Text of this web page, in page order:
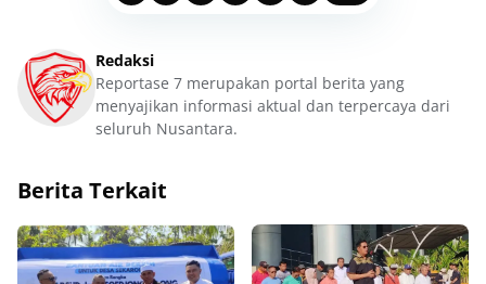
Redaksi
Reportase 7 merupakan portal berita yang
menyajikan informasi aktual dan terpercaya dari
seluruh Nusantara.
Berita Terkait